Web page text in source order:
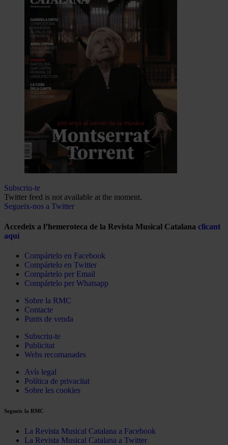
Subscriu-te
Twitter feed is not available at the moment.
Segueix-nos a Twitter
Accedeix a l’hemeroteca de la Revista Musical Catalana clicant
aquí
Compártelo en Facebook
Compártelo en Twitter
Compártelo per Email
Compártelo per Whatsapp
Sobre la RMC
Contacte
Punts de venda
Subscriu-te
Publicitat
Webs recomanades
Avís legal
Política de privacitat
Sobre les cookies
Segueix la RMC
La Revista Musical Catalana a Facebook
La Revista Musical Catalana a Twitter